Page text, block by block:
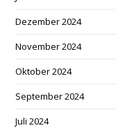
Dezember 2024
November 2024
Oktober 2024
September 2024
Juli 2024